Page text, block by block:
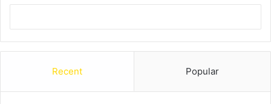
Recent Popular